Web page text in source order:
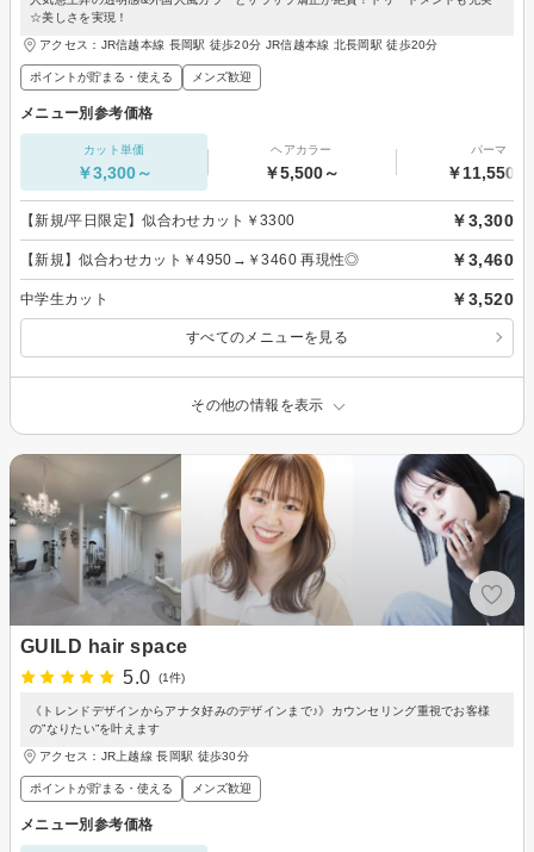
☆美しさを実現！
アクセス：JR信越本線 長岡駅 徒歩20分 JR信越本線 北長岡駅 徒歩20分
ポイントが貯まる・使える メンズ歓迎
メニュー別参考価格
カット単価
￥3,300～
ヘアカラー
￥5,500～
パーマ
￥11,550～
【新規/平日限定】似合わせカット￥3300 ￥3,300
【新規】似合わせカット￥4950→￥3460 再現性◎ ￥3,460
中学生カット ￥3,520
すべてのメニューを見る
その他の情報を表示
GUILD hair space
5.0
(1件)
《トレンドデザインからアナタ好みのデザインまで♪》カウンセリング重視でお客様
の”なりたい”を叶えます
アクセス：JR上越線 長岡駅 徒歩30分
ポイントが貯まる・使える メンズ歓迎
メニュー別参考価格